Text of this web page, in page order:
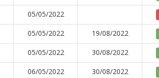
05/05/2022
05/05/2022 19/08/2022
05/05/2022 30/08/2022
06/05/2022 30/08/2022